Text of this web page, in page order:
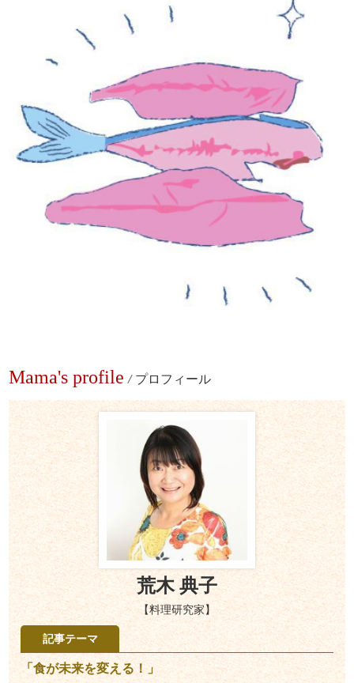
Mama's profile / プロフィール
荒木 典子
【料理研究家】
記事テーマ
「食が未来を変える！」